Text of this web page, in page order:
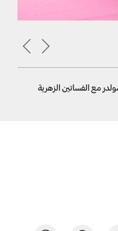
شولدر مع الفساتين الزهرية